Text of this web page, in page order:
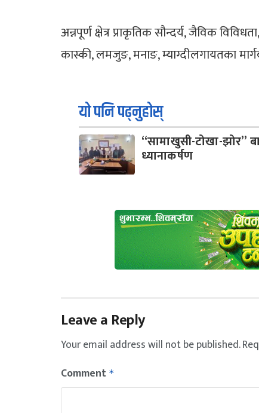
अन्नपूर्ण क्षेत्र प्राकृतिक सौन्दर्य, जैविक
कास्की, लमजुङ, मनाङ, म्याग्दीलगायतका
यो पनि पढ्नुहोस्
“सामाखुसी-टोखा-झोर”
ध्यानाकर्षण
Leave a Reply
Your email address will not be published.
Comment *